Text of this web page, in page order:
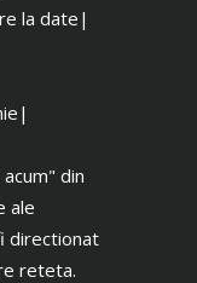
la date|
din
ale
directionat
reteta.